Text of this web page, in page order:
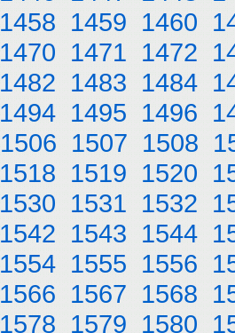
1458 1459 1460
1470 1471 1472
1482 1483 1484
1494 1495 1496
1506 1507 1508
1518 1519 1520
1530 1531 1532
1542 1543 1544
1554 1555 1556
1566 1567 1568
1578 1579 1580